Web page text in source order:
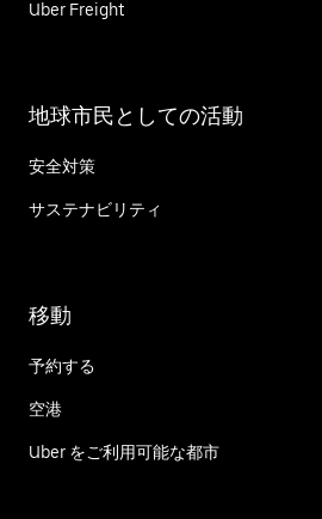
Uber Freight
地球市民としての活動
安全対策
サステナビリティ
移動
予約する
空港
Uber をご利用可能な都市